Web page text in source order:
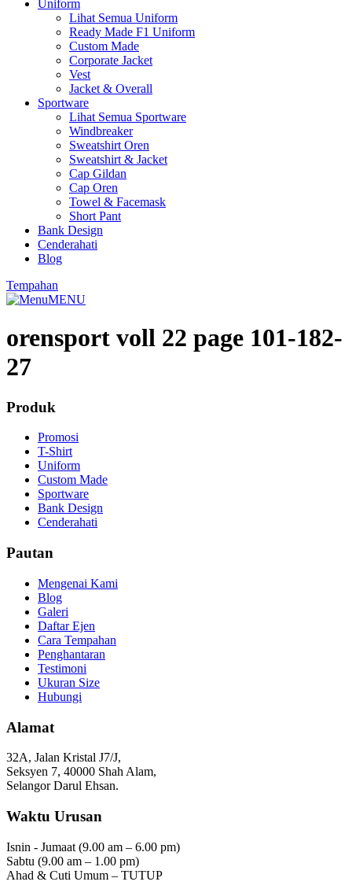
Uniform
Lihat Semua Uniform
Ready Made F1 Uniform
Custom Made
Corporate Jacket
Vest
Jacket & Overall
Sportware
Lihat Semua Sportware
Windbreaker
Sweatshirt Oren
Sweatshirt & Jacket
Cap Gildan
Cap Oren
Towel & Facemask
Short Pant
Bank Design
Cenderahati
Blog
Tempahan
MENU
orensport voll 22 page 101-182-
27
Produk
Promosi
T-Shirt
Uniform
Custom Made
Sportware
Bank Design
Cenderahati
Pautan
Mengenai Kami
Blog
Galeri
Daftar Ejen
Cara Tempahan
Penghantaran
Testimoni
Ukuran Size
Hubungi
Alamat
32A, Jalan Kristal J7/J,
Seksyen 7, 40000 Shah Alam,
Selangor Darul Ehsan.
Waktu Urusan
Isnin - Jumaat (9.00 am – 6.00 pm)
Sabtu (9.00 am – 1.00 pm)
Ahad & Cuti Umum – TUTUP